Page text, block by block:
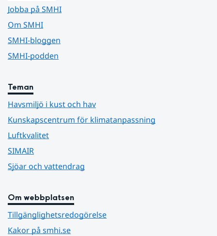
Jobba på SMHI
Om SMHI
SMHI-bloggen
SMHI-podden
Teman
Havsmiljö i kust och hav
Kunskapscentrum för klimatanpassning
Luftkvalitet
SIMAIR
Sjöar och vattendrag
Om webbplatsen
Tillgänglighetsredogörelse
Kakor på smhi.se